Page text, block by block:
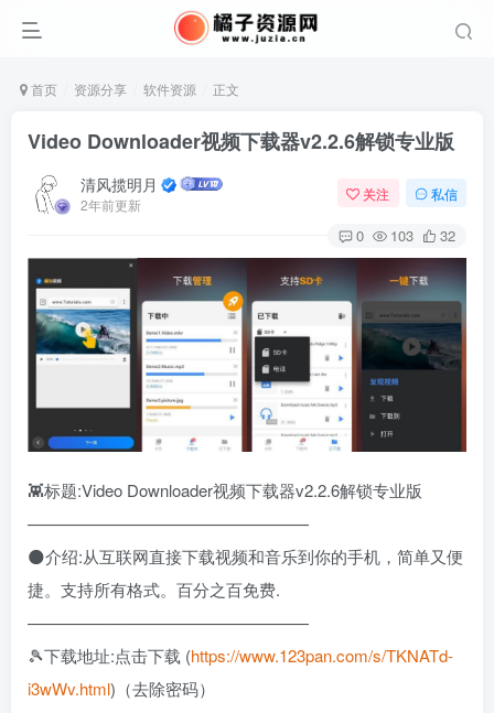
首页 资源分享 软件资源 正文
Video Downloader视频下载器v2.2.6解锁专业版
清风揽明月
2年前更新
关注 私信
0 103 32
👾标题:Video Downloader视频下载器v2.2.6解锁专业版
—————————————————
🌑介绍:从互联网直接下载视频和音乐到你的手机，简单又便
捷。支持所有格式。百分之百免费.
—————————————————
🎾下载地址:点击下载 (https://www.123pan.com/s/TKNATd-
i3wWv.html)（去除密码）